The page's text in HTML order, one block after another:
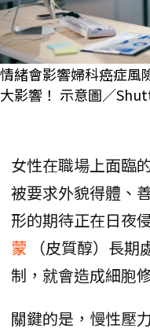
情緒會影響婦科癌症風
大影響！ 示意圖／
女性在職場上面臨
被要求外貌得體、
形的期待正在日夜
蒙
（皮質醇）長
制，就會造成細胞
關鍵的是，慢性壓